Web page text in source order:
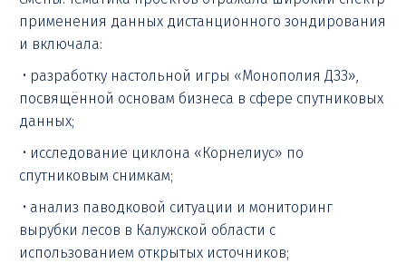
применения данных дистанционного зондирования
и включала:
• разработку настольной игры «Монополия ДЗЗ»,
посвящённой основам бизнеса в сфере спутниковых
данных;
• исследование циклона «Корнелиус» по
спутниковым снимкам;
• анализ паводковой ситуации и мониторинг
вырубки лесов в Калужской области с
использованием открытых источников;